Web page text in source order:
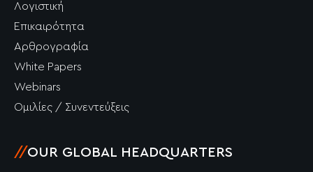
Λογιστική
Επικαιρότητα
Αρθρογραφία
White Papers
Webinars
Ομιλίες / Συνεντεύξεις
//OUR GLOBAL HEADQUARTERS